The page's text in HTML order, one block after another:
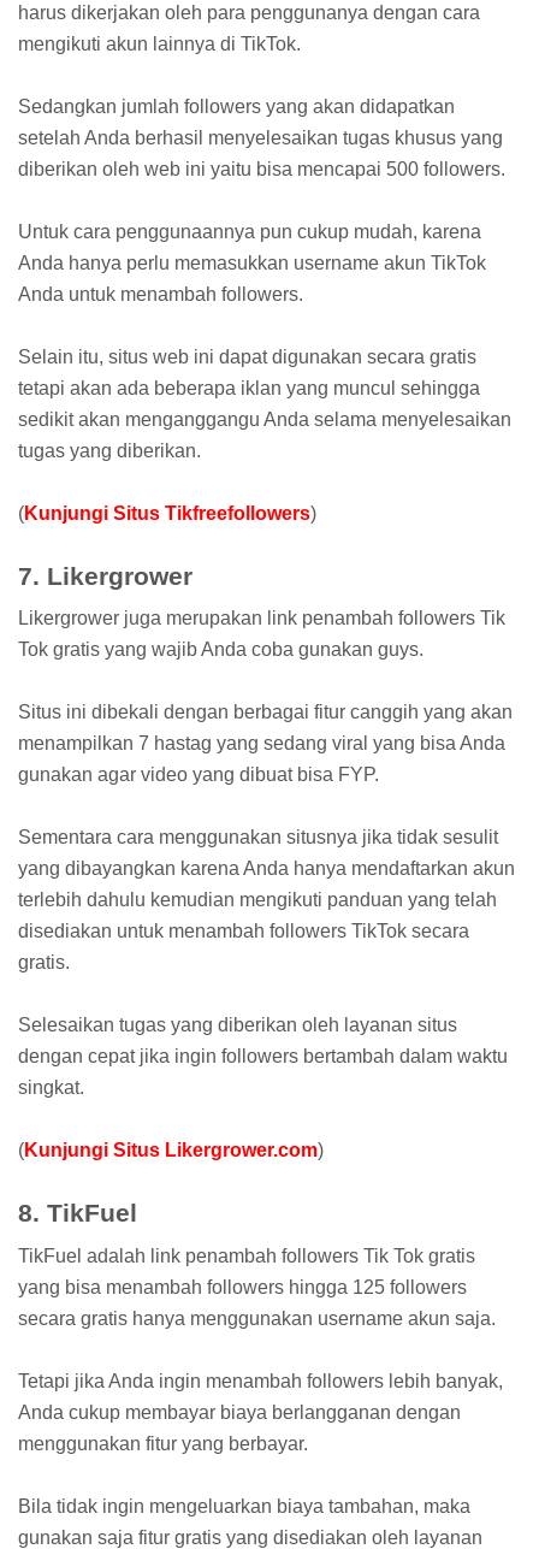
harus dikerjakan oleh para penggunanya dengan cara
mengikuti akun lainnya di TikTok.
Sedangkan jumlah followers yang akan didapatkan
setelah Anda berhasil menyelesaikan tugas khusus yang
diberikan oleh web ini yaitu bisa mencapai 500 followers.
Untuk cara penggunaannya pun cukup mudah, karena
Anda hanya perlu memasukkan username akun TikTok
Anda untuk menambah followers.
Selain itu, situs web ini dapat digunakan secara gratis
tetapi akan ada beberapa iklan yang muncul sehingga
sedikit akan menganggangu Anda selama menyelesaikan
tugas yang diberikan.
(Kunjungi Situs Tikfreefollowers)
7. Likergrower
Likergrower juga merupakan link penambah followers Tik
Tok gratis yang wajib Anda coba gunakan guys.
Situs ini dibekali dengan berbagai fitur canggih yang akan
menampilkan 7 hastag yang sedang viral yang bisa Anda
gunakan agar video yang dibuat bisa FYP.
Sementara cara menggunakan situsnya jika tidak sesulit
yang dibayangkan karena Anda hanya mendaftarkan akun
terlebih dahulu kemudian mengikuti panduan yang telah
disediakan untuk menambah followers TikTok secara
gratis.
Selesaikan tugas yang diberikan oleh layanan situs
dengan cepat jika ingin followers bertambah dalam waktu
singkat.
(Kunjungi Situs Likergrower.com)
8. TikFuel
TikFuel adalah link penambah followers Tik Tok gratis
yang bisa menambah followers hingga 125 followers
secara gratis hanya menggunakan username akun saja.
Tetapi jika Anda ingin menambah followers lebih banyak,
Anda cukup membayar biaya berlangganan dengan
menggunakan fitur yang berbayar.
Bila tidak ingin mengeluarkan biaya tambahan, maka
gunakan saja fitur gratis yang disediakan oleh layanan